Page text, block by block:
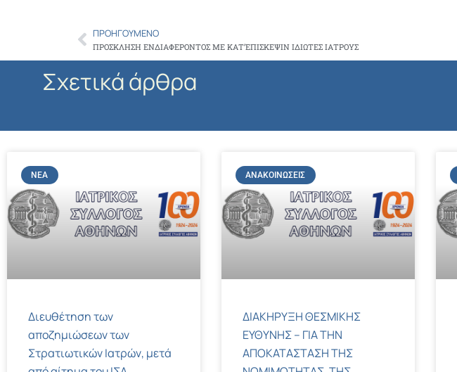
Prev
ΠΡΟΗΓΟΎΜΕΝΟ
ΠΡΟΣΚΛΗΣΗ ΕΝΔΙΑΦΕΡΟΝΤΟΣ ΜΕ ΚΑΤ’ΕΠΙΣΚΕΨΙΝ ΙΔΙΩΤΕΣ ΙΑΤΡΟΥΣ
Σχετικά άρθρα
ΝΈΑ
Διευθέτηση των
αποζημιώσεων των
Στρατιωτικών Ιατρών, μετά
ΑΝΑΚΟΙΝΏΣΕΙΣ
ΔΙΑΚΗΡΥΞΗ ΘΕΣΜΙΚΗΣ
ΕΥΘΥΝΗΣ – ΓΙΑ ΤΗΝ
ΑΠΟΚΑΤΑΣΤΑΣΗ ΤΗΣ